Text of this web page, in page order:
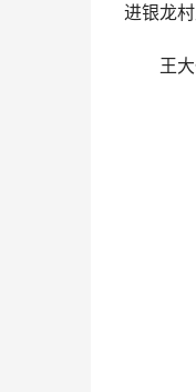
进银龙
王大伯